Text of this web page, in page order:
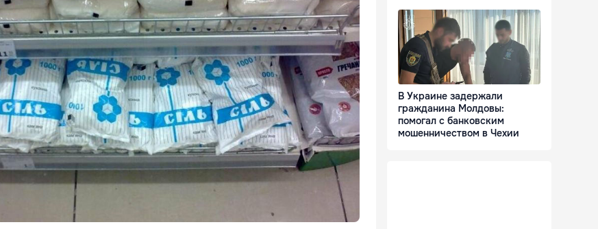
В Украине задержали
гражданина Молдовы:
помогал с банковским
мошенничеством в Чехии